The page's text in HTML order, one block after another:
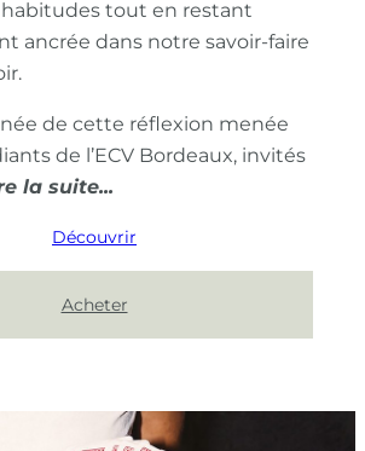
tout en restant
ancrée dans notre savoir-faire
née de cette réflexion menée
de l’ECV Bordeaux, invités
Découvrir
Acheter